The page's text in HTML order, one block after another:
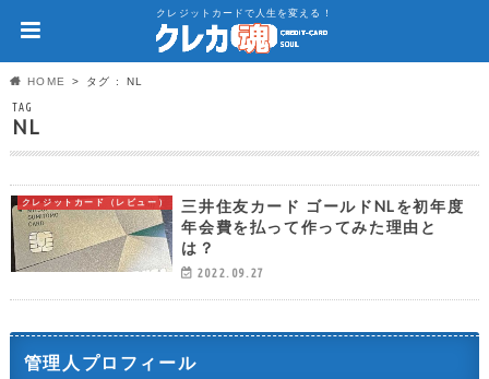
クレジットカードで人生を変える！
HOME タグ : NL
TAG
NL
クレジットカード（レビュー）
三井住友カード ゴールドNLを初年度
年会費を払って作ってみた理由と
は？
2022.09.27
管理人プロフィール